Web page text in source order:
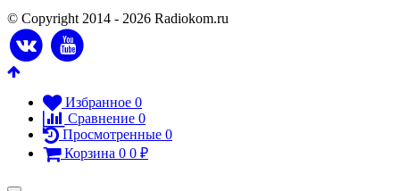
© Copyright 2014 - 2026 Radiokom.ru
Избранное 0
Сравнение 0
Просмотренные 0
Корзина 0 0 ₽